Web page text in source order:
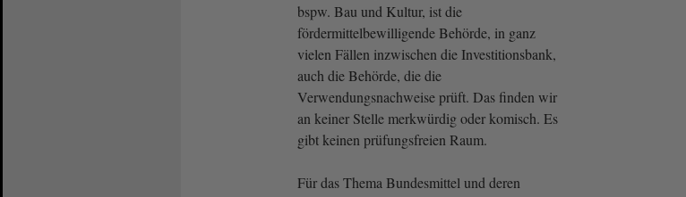
bspw. Bau und Kultur, ist die
fördermittelbewilligende Behörde, in ganz
vielen Fällen inzwischen die Investitionsbank,
auch die Behörde, die die
Verwendungsnachweise prüft. Das finden wir
an keiner Stelle merkwürdig oder komisch. Es
gibt keinen prüfungsfreien Raum.
Für das Thema Bundesmittel und deren